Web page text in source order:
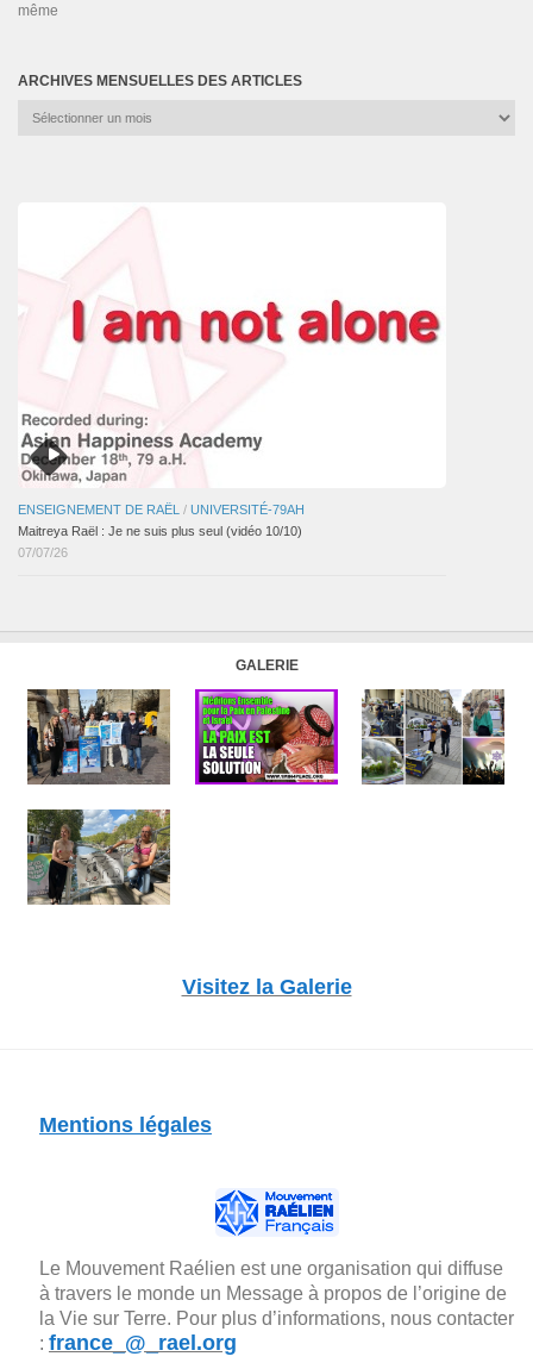
même
ARCHIVES MENSUELLES DES ARTICLES
Archives
ENSEIGNEMENT DE RAËL / UNIVERSITÉ-79AH
Maitreya Raël : Je ne suis plus seul (vidéo 10/10)
07/07/26
GALERIE
Visitez la Galerie
Mentions légales
Le Mouvement Raélien est une organisation qui diffuse
à travers le monde un Message à propos de l’origine de
la Vie sur Terre. Pour plus d’informations, nous contacter
: france_@_rael.org